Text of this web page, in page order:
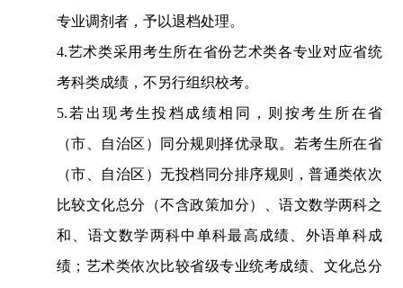
专业调剂者，予以退档处理。
4.艺术类采用考生所在省份艺术类各专业对应省统
考科类成绩，不另行组织校考。
5. 若出现考生投档成绩相同，则按考生所在省
（市、自治区）同分规则择优录取 。 若考生所在省
（市、自治区）无投档同分排序规则，普通类依次
比较文化总分 （不含政策加分） 、语文数学两科之
和、语文数学两科中单科最高成绩、外语单科成
绩 ； 艺术类依次比较省级专业统考成绩、 文化总分